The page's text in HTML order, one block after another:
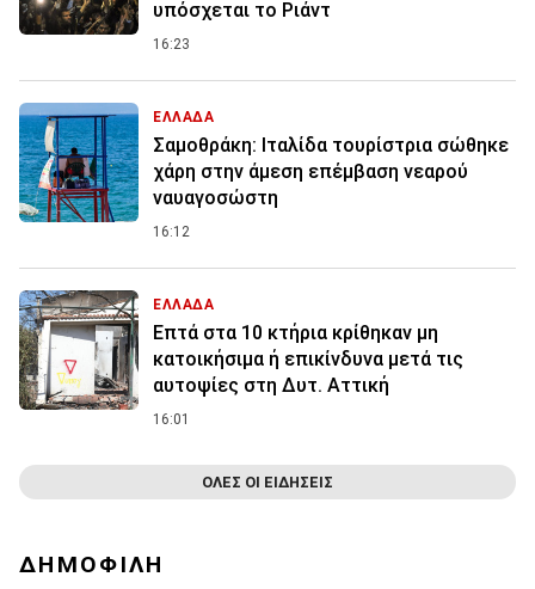
υπόσχεται το Ριάντ
16:23
ΕΛΛΑΔΑ
Σαμοθράκη: Ιταλίδα τουρίστρια σώθηκε
χάρη στην άμεση επέμβαση νεαρού
ναυαγοσώστη
16:12
ΕΛΛΑΔΑ
Επτά στα 10 κτήρια κρίθηκαν μη
κατοικήσιμα ή επικίνδυνα μετά τις
αυτοψίες στη Δυτ. Αττική
16:01
ΟΛΕΣ ΟΙ ΕΙΔΗΣΕΙΣ
ΔΗΜΟΦΙΛΗ